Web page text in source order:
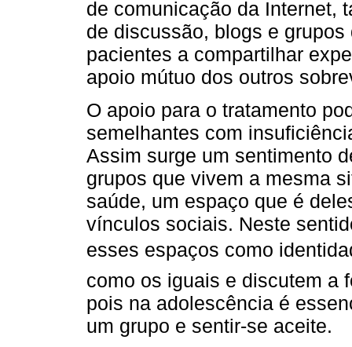
de comunicação da Internet,
de discussão, blogs e
pacientes a compartilhar
apoio mútuo dos outros
O apoio para o tratamento
semelhantes com
Assim surge um sentimento
grupos que vivem a mesma
saúde, um espaço que é
vínculos sociais. Neste
esses espaços como
como os iguais e discutem a
pois na adolescência é
um grupo e sentir-se aceite.